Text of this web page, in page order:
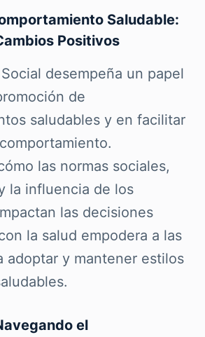
Saludable:
Positivos
desempeña un papel
de
saludables y en facilitar
las normas sociales,
la influencia de los
las decisiones
la salud empodera a las
adoptar y mantener estilos
el